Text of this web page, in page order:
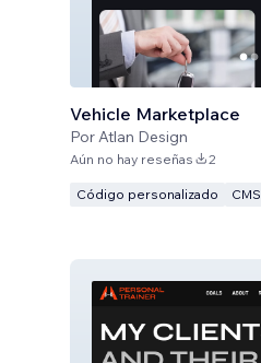
Vehicle Marketplace
PorAtlan Design
Aún no hay reseñas 2
Código personalizado CMS